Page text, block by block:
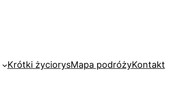
Krótki życiorysMapa podróżyKontakt